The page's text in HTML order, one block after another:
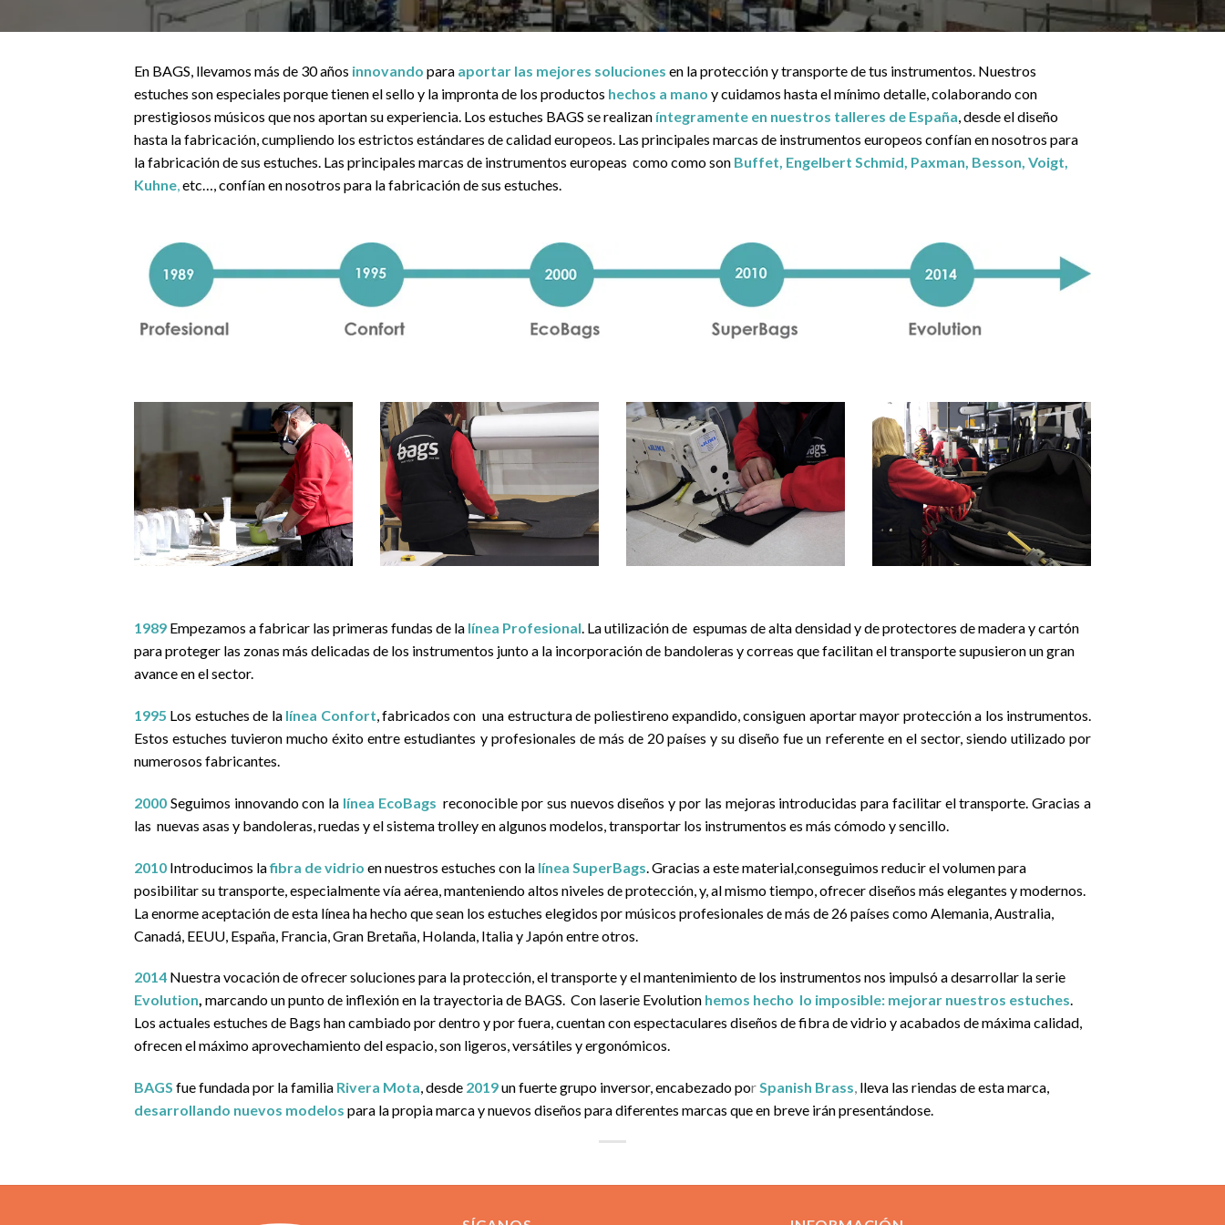
En BAGS, llevamos más de 30 años innovando para aportar las mejores soluciones en la protección y transporte de tus instrumentos. Nuestros
estuches son especiales porque tienen el sello y la impronta de los productos hechos a mano y cuidamos hasta el mínimo detalle, colaborando con
prestigiosos músicos que nos aportan su experiencia. Los estuches BAGS se realizan íntegramente en nuestros talleres de España, desde el diseño
hasta la fabricación, cumpliendo los estrictos estándares de calidad europeos. Las principales marcas de instrumentos europeos confían en nosotros para
la fabricación de sus estuches. Las principales marcas de instrumentos europeas como como son Buffet, Engelbert Schmid, Paxman, Besson, Voigt,
Kuhne,etc…, confían en nosotros para la fabricación de sus estuches.
1989 Empezamos a fabricar las primeras fundas de la línea Profesional. La utilización de espumas de alta densidad y de protectores de madera y cartón
para proteger las zonas más delicadas de los instrumentos junto a la incorporación de bandoleras y correas que facilitan el transporte supusieron un gran
avance en el sector.
1995 Los estuches de la línea Confort, fabricados con una estructura de poliestireno expandido, consiguen aportar mayor protección a los instrumentos.
Estos estuches tuvieron mucho éxito entre estudiantes y profesionales de más de 20 países y su diseño fue un referente en el sector, siendo utilizado por
numerosos fabricantes.
2000 Seguimos innovando con la línea EcoBags reconocible por sus nuevos diseños y por las mejoras introducidas para facilitar el transporte. Gracias a
las nuevas asas y bandoleras, ruedas y el sistema trolley en algunos modelos, transportar los instrumentos es más cómodo y sencillo.
2010 Introducimos lafibra de vidrio en nuestros estuches con la línea SuperBags . Gracias a este material,conseguimos reducir el volumen para
posibilitar su transporte, especialmente vía aérea, manteniendo altos niveles de protección, y, al mismo tiempo, ofrecer diseños más elegantes y modernos.
La enorme aceptación de esta línea ha hecho que sean los estuches elegidos por músicos profesionales de más de 26 países como Alemania, Australia,
Canadá, EEUU, España, Francia, Gran Bretaña, Holanda, Italia y Japón entre otros.
2014 Nuestra vocación de ofrecer soluciones para la protección, el transporte y el mantenimiento de los instrumentos nos impulsó a desarrollar la serie
Evolution, marcando un punto de inflexión en la trayectoria de BAGS. Con laserie Evolution hemos hecho lo imposible: mejorar nuestros estuches.
Los actuales estuches de Bags han cambiado por dentro y por fuera, cuentan con espectaculares diseños de fibra de vidrio y acabados de máxima calidad,
ofrecen el máximo aprovechamiento del espacio, son ligeros, versátiles y ergonómicos.
BAGS fue fundada por la familia Rivera Mota, desde 2019un fuerte grupo inversor, encabezado porSpanish Brass, lleva las riendas de esta marca,
desarrollando nuevos modelos para la propia marca y nuevos diseños para diferentes marcas que en breve irán presentándose.